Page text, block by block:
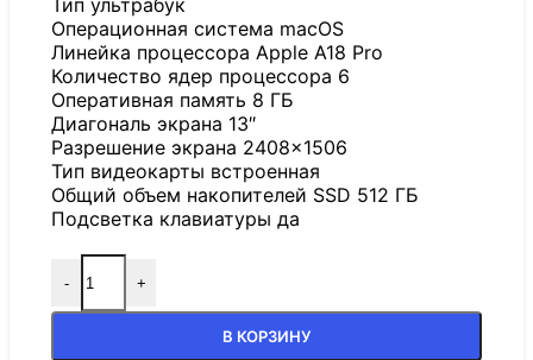
Тип ультрабук
Операционная система macOS
Линейка процессора Apple A18 Pro
Количество ядер процессора 6
Оперативная память 8 ГБ
Диагональ экрана 13″
Разрешение экрана 2408×1506
Тип видеокарты встроенная
Общий объем накопителей SSD 512 ГБ
Подсветка клавиатуры да
- +
В КОРЗИНУ